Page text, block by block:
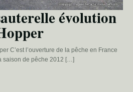
évolution
C’est l’ouverture de la pêche en France
saison de pêche 2012 […]